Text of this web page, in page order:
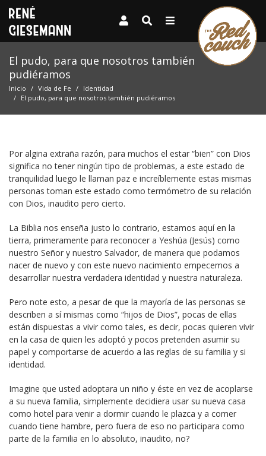
El pudo, para que nosotros también
pudiéramos
Inicio Vida de Fe
Identidad
El pudo, para que nosotros también pudiéramos
Por algina extraña razón, para muchos el estar “bien” con Dios
significa no tener ningún tipo de problemas, a este estado de
tranquilidad luego le llaman paz e increíblemente estas mismas
personas toman este estado como termómetro de su relación
con Dios, inaudito pero cierto.
La Biblia nos enseña justo lo contrario, estamos aquí en la
tierra, primeramente para reconocer a Yeshúa (Jesús) como
nuestro Señor y nuestro Salvador, de manera que podamos
nacer de nuevo y con este nuevo nacimiento empecemos a
desarrollar nuestra verdadera identidad y nuestra naturaleza.
Pero note esto, a pesar de que la mayoría de las personas se
describen a sí mismas como “hijos de Dios”, pocas de ellas
están dispuestas a vivir como tales, es decir, pocas quieren vivir
en la casa de quien les adoptó y pocos pretenden asumir su
papel y comportarse de acuerdo a las reglas de su familia y si
identidad.
Imagine que usted adoptara un niño y éste en vez de acoplarse
a su nueva familia, simplemente decidiera usar su nueva casa
como hotel para venir a dormir cuando le plazca y a comer
cuando tiene hambre, pero fuera de eso no participara como
parte de la familia en lo absoluto, inaudito, no?